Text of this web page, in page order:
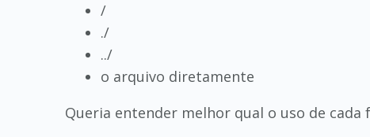
/
./
../
o arquivo diretamente
Queria entender melhor qual o uso de cada